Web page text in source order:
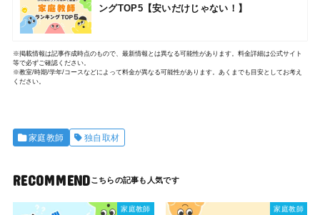
ングTOP5【安いだけじゃない！】
※掲載情報は記事作成時点のもので、最新情報とは異なる可能性があります。料金詳細は公式サイト
等で必ずご確認ください。
※教室/時期/学年/コースなどによって料金が異なる可能性があります。あくまでも目安としてお考え
ください。
家庭教師 独自取材
RECOMMEND
家庭教師 家庭教師